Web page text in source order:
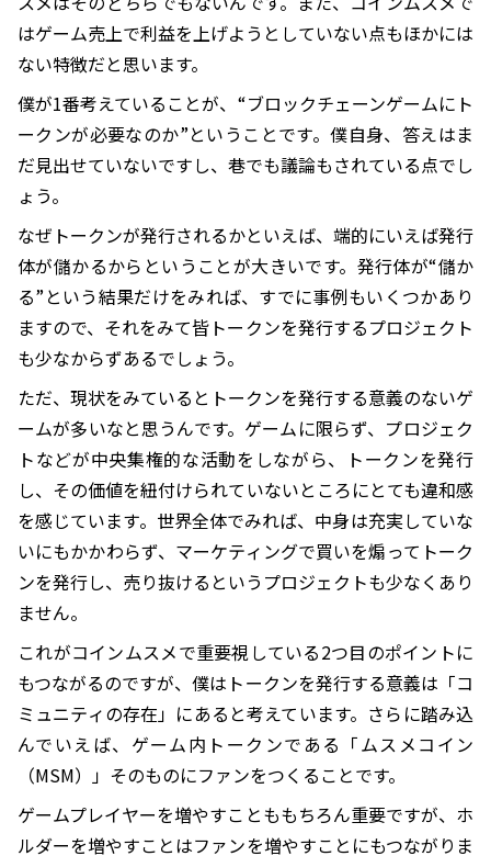
はゲーム売上で利益を上げようとしていない点もほかには
ない特徴だと思います。
僕が1番考えていることが、“ブロックチェーンゲームにト
ークンが必要なのか”ということです。僕自身、答えはま
だ見出せていないですし、巷でも議論もされている点でし
ょう。
なぜトークンが発行されるかといえば、端的にいえば発行
体が儲かるからということが大きいです。発行体が“儲か
る”という結果だけをみれば、すでに事例もいくつかあり
ますので、それをみて皆トークンを発行するプロジェクト
も少なからずあるでしょう。
ただ、現状をみているとトークンを発行する意義のないゲ
ームが多いなと思うんです。ゲームに限らず、プロジェク
トなどが中央集権的な活動をしながら、トークンを発行
し、その価値を紐付けられていないところにとても違和感
を感じています。世界全体でみれば、中身は充実していな
いにもかかわらず、マーケティングで買いを煽ってトーク
ンを発行し、売り抜けるというプロジェクトも少なくあり
ません。
これがコインムスメで重要視している2つ目のポイントに
もつながるのですが、僕はトークンを発行する意義は「コ
ミュニティの存在」にあると考えています。さらに踏み込
んでいえば、ゲーム内トークンである「ムスメコイン
（MSM）」そのものにファンをつくることです。
ゲームプレイヤーを増やすことももちろん重要ですが、ホ
ルダーを増やすことはファンを増やすことにもつながりま